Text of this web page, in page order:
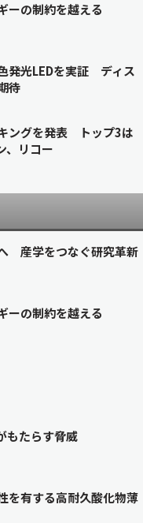
ーの制約を越える
発光LEDを実証 ディス
待
ングを発表 トップ3は
、リコー
産学をつなぐ研究革新
ーの制約を越える
もたらす脅威
を有する高耐久酸化物薄